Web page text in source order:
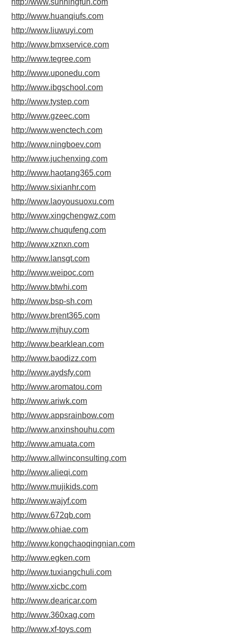
http://www.sunningfun.com
http://www.huanqiufs.com
http://www.liuwuyi.com
http://www.bmxservice.com
http://www.tegree.com
http://www.uponedu.com
http://www.ibgschool.com
http://www.tystep.com
http://www.gzeec.com
http://www.wenctech.com
http://www.ningboev.com
http://www.juchenxing.com
http://www.haotang365.com
http://www.sixianhr.com
http://www.laoyousuoxu.com
http://www.xingchengwz.com
http://www.chuqufeng.com
http://www.xznxn.com
http://www.lansgt.com
http://www.weipoc.com
http://www.btwhi.com
http://www.bsp-sh.com
http://www.brent365.com
http://www.mjhuy.com
http://www.bearklean.com
http://www.baodizz.com
http://www.aydsfy.com
http://www.aromatou.com
http://www.ariwk.com
http://www.appsrainbow.com
http://www.anxinshouhu.com
http://www.amuata.com
http://www.allwinconsulting.com
http://www.alieqi.com
http://www.mujikids.com
http://www.wajyf.com
http://www.672qb.com
http://www.ohiae.com
http://www.kongchaoqingnian.com
http://www.egken.com
http://www.tuxiangchuli.com
http://www.xicbc.com
http://www.dearicar.com
http://www.360xag.com
http://www.xf-toys.com